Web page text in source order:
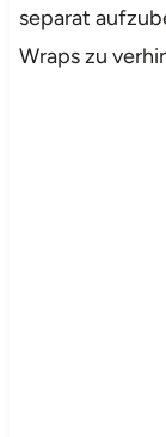
separat
Wraps zu